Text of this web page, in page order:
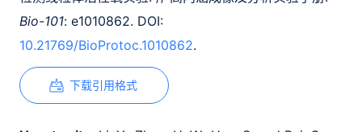
Bio-101: e1010862. DOI:
10.21769/BioProtoc.1010862.
下载引用格式